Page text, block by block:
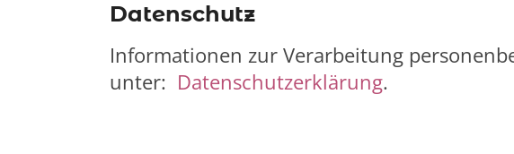
Datenschutz
Informationen zur Verarbeitung
unter: Datenschutzerklärung.